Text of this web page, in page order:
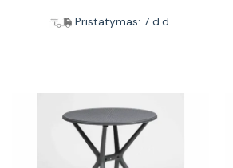
Pristatymas: 7 d.d.